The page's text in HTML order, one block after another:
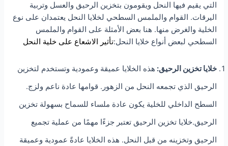
التي يقيم فيها النحل ويقومون بتخزين الرحيق والعسل وتربية
اليرقات. القوام والملمس السطحي لخلايا النحل يعتمدان على نوع
الخلية والغرض منها. هنا بعض الأمثلة على القوام والملمس
السطحي لبعض أنواع خلايا النحل:تأثير الاشعاع على خلية النحل
خلايا تخزين الرحيق: هذه الخلايا عميقة وعمودية وتستخدم لتخزين
الرحيق الذي تجمعه النحل من الزهور. قوامها عادة ناعم ولزج.
السطح الداخلي للخلية يكون عادة ملساء للسماح بسهولة تخزين
الرحيق.خلايا تخزين الرحيق تعتبر جزءًا مهمًا من عملية تجميع
الرحيق وتخزينه من قبل النحل. هذه الخلايا عادةً عمودية وعميقة